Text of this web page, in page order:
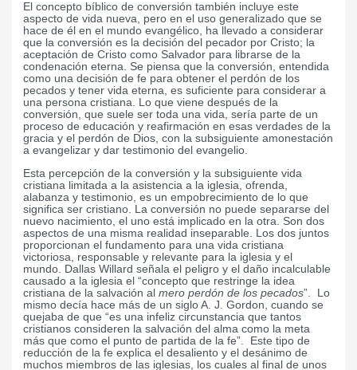
El concepto bíblico de conversión también incluye este
aspecto de vida nueva, pero en el uso generalizado que se
hace de él en el mundo evangélico, ha llevado a considerar
que la conversión es la decisión del pecador por Cristo; la
aceptación de Cristo como Salvador para librarse de la
condenación eterna. Se piensa que la conversión, entendida
como una decisión de fe para obtener el perdón de los
pecados y tener vida eterna, es suficiente para considerar a
una persona cristiana. Lo que viene después de la
conversión, que suele ser toda una vida, sería parte de un
proceso de educación y reafirmación en esas verdades de la
gracia y el perdón de Dios, con la subsiguiente amonestación
a evangelizar y dar testimonio del evangelio.
Esta percepción de la conversión y la subsiguiente vida
cristiana limitada a la asistencia a la iglesia, ofrenda,
alabanza y testimonio, es un empobrecimiento de lo que
significa ser cristiano. La conversión no puede separarse del
nuevo nacimiento, el uno está implicado en la otra. Son dos
aspectos de una misma realidad inseparable. Los dos juntos
proporcionan el fundamento para una vida cristiana
victoriosa, responsable y relevante para la iglesia y el
mundo. Dallas Willard señala el peligro y el daño incalculable
causado a la iglesia el “concepto que restringe la idea
cristiana de la salvación almero perdón de los pecados”
Lo
mismo decía hace más de un siglo A. J. Gordon, cuando se
quejaba de que “es una infeliz circunstancia que tantos
cristianos consideren la salvación del alma como la meta
más que como el punto de partida de la fe”
Este tipo de
reducción de la fe explica el desaliento y el desánimo de
muchos miembros de las iglesias, los cuales al final de unos